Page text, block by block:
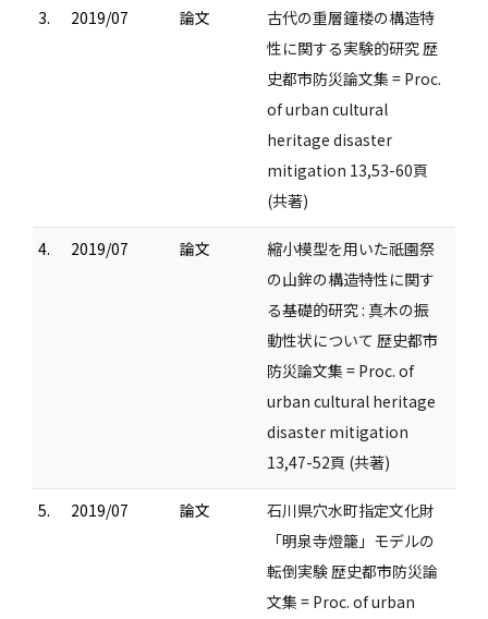
3. 2019/07 論文
古代の重層鐘楼の構造特
性に関する実験的研究 歴
史都市防災論文集 = Proc.
of urban cultural
heritage disaster
mitigation 13,53-60頁
(共著)
4. 2019/07 論文
縮小模型を用いた祇園祭
の山鉾の構造特性に関す
る基礎的研究 : 真木の振
動性状について 歴史都市
防災論文集 = Proc. of
urban cultural heritage
disaster mitigation
13,47-52頁 (共著)
5. 2019/07 論文
石川県穴水町指定文化財
「明泉寺燈籠」モデルの
転倒実験 歴史都市防災論
文集 = Proc. of urban